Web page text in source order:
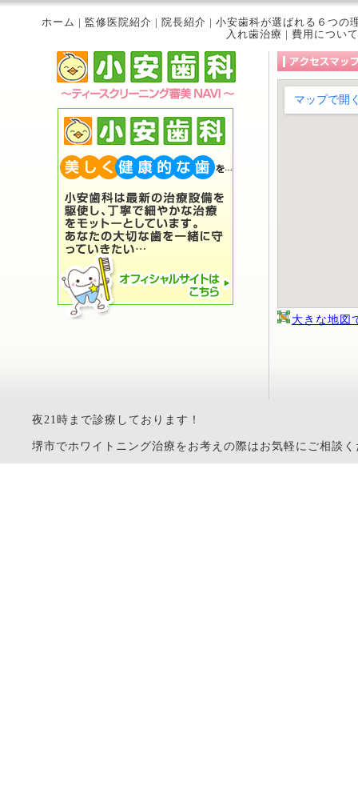
ホーム | 監修医院紹介 | 院長紹介 | 小安歯科が選ばれる６つの
入れ歯治療 | 費用について
大きな地図
夜21時まで診療しております！
堺市でホワイトニング治療をお考えの際はお気軽にご相